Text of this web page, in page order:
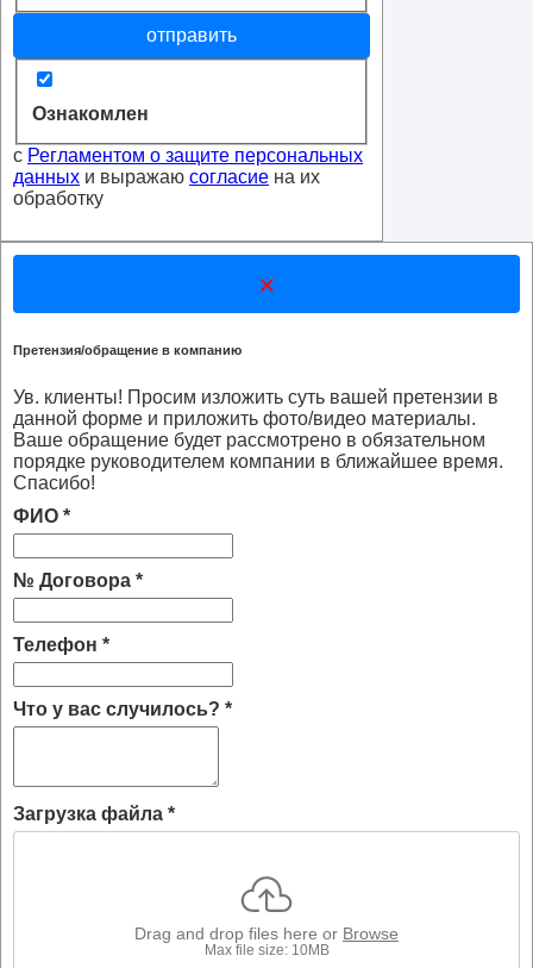
отправить
Ознакомлен
с Регламентом о защите персональных
данных и выражаю согласие на их
обработку
×
Претензия/обращение в компанию
Ув. клиенты! Просим изложить суть вашей претензии в
данной форме и приложить фото/видео материалы.
Ваше обращение будет рассмотрено в обязательном
порядке руководителем компании в ближайшее время.
Спасибо!
ФИО *
№ Договора *
Телефон *
Что у вас случилось? *
Загрузка файла *
Drag and drop files here or Browse
Max file size: 10MB